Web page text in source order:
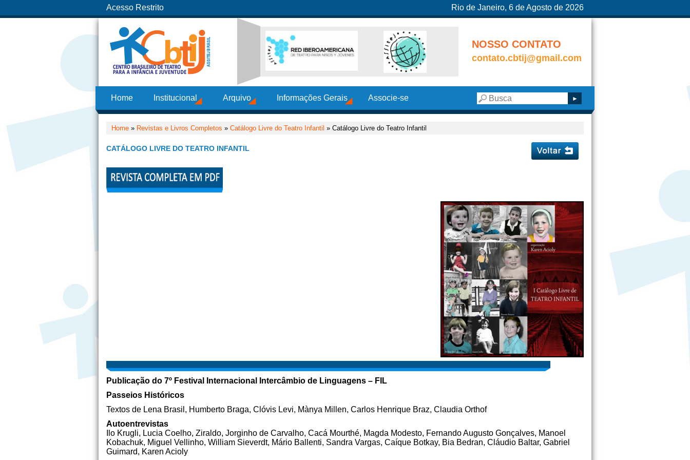
Acesso Restrito Rio de Janeiro, 6 de Agosto de 2026
NOSSO CONTATO
contato.cbtij@gmail.com
Home Institucional Arquivo Informações Gerais Associe-se
Home » Revistas e Livros Completos » Catálogo Livre do Teatro Infantil » Catálogo Livre do Teatro Infantil
CATÁLOGO LIVRE DO TEATRO INFANTIL
Publicação do 7º Festival Internacional Intercâmbio de Linguagens – FIL
Passeios Históricos
Textos de Lena Brasil, Humberto Braga, Clóvis Levi, Mànya Millen, Carlos Henrique Braz, Claudia Orthof
Autoentrevistas
Ilo Krugli, Lucia Coelho, Ziraldo, Jorginho de Carvalho, Cacá Mourthé, Magda Modesto, Fernando Augusto Gonçalves, Manoel
Kobachuk, Miguel Vellinho, William Sieverdt, Mário Ballenti, Sandra Vargas, Caíque Botkay, Bia Bedran, Cláudio Baltar, Gabriel
Guimard, Karen Acioly